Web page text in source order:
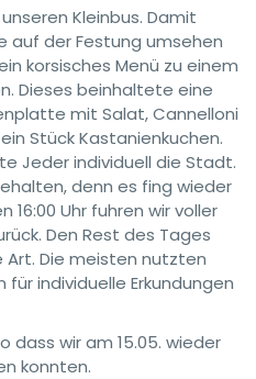
Kleinbus. Damit
auf der Festung umsehen
korsisches Menü zu einem
Dieses beinhaltete eine
mit Salat, Cannelloni
Stück Kastanienkuchen.
Jeder individuell die Stadt.
denn es fing wieder
16:00 Uhr fuhren wir voller
Den Rest des Tages
Die meisten nutzten
individuelle Erkundungen
dass wir am 15.05. wieder
konnten.